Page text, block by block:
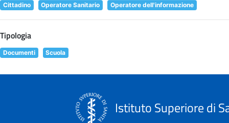
Cittadino Operatore Sanitario Operatore dell'informazione
Tipologia
Documenti Scuola
Istituto Superiore di